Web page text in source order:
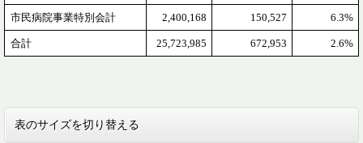
市民病院事業特別会計 2,400,168 150,527 6.3%
合計 25,723,985 672,953 2.6%
表のサイズを切り替える